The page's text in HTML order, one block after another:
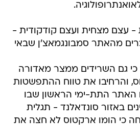
- עצם מצחית ועצם קודקודית -
מהאתר סמבונגמאצ'ן שבאי
כי גם השרידים ממצר מאדורה
והרחיבו את טווח ההתפשטות
האתר התת-ימי הראשון שבו
באזור סונדאלנד - תגלית
כי הומו ארקטוס לא חצה את